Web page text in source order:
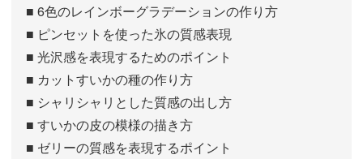
■ 6色のレインボーグラデーションの作り方
■ ピンセットを使った氷の質感表現
■ 光沢感を表現するためのポイント
■ カットすいかの種の作り方
■ シャリシャリとした質感の出し方
■ すいかの皮の模様の描き方
■ ゼリーの質感を表現するポイント